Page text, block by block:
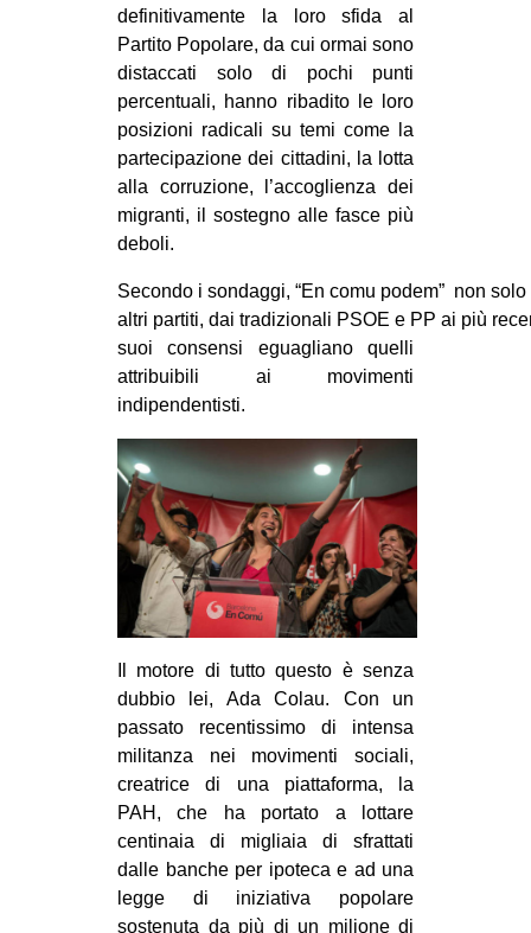
MANIFESTI
MUSICA
RECENSIONI
AFRICA
AMERICHE
EUROPA
MEDIO ORIENTE
MONDO
EVENTI
Fb
tw
ms
SEARCH
definitivamente la loro sfida al
Partito Popolare, da cui ormai sono
distaccati solo di pochi punti
percentuali, hanno ribadito le loro
posizioni radicali su temi come la
partecipazione dei cittadini, la lotta
alla corruzione, l’accoglienza dei
migranti, il sostegno alle fasce più
deboli.
Secondo i sondaggi, “En comu podem” non
altri partiti, dai tradizionali PSOE e PP ai più
suoi consensi eguagliano quelli
attribuibili ai movimenti
indipendentisti.
Il motore di tutto questo è senza
dubbio lei, Ada Colau. Con un
passato recentissimo di intensa
militanza nei movimenti sociali,
creatrice di una piattaforma, la
PAH, che ha portato a lottare
centinaia di migliaia di sfrattati
dalle banche per ipoteca e ad una
legge di iniziativa popolare
sostenuta da più di un milione di